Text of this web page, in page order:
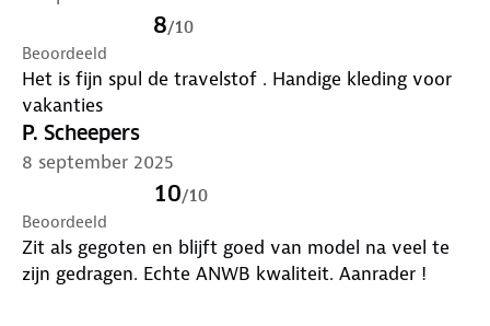
8/10
Beoordeeld
Het is fijn spul de travelstof . Handige kleding voor
vakanties
P. Scheepers
8 september 2025
10/10
Beoordeeld
Zit als gegoten en blijft goed van model na veel te
zijn gedragen. Echte ANWB kwaliteit. Aanrader !